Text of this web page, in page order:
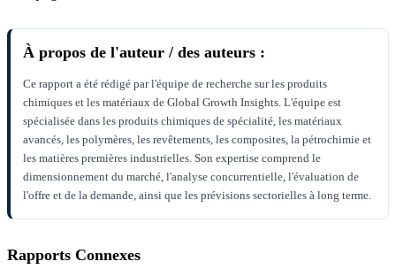
À propos de l'auteur / des auteurs :
Ce rapport a été rédigé par l'équipe de recherche sur les produits
chimiques et les matériaux de Global Growth Insights. L'équipe est
spécialisée dans les produits chimiques de spécialité, les matériaux
avancés, les polymères, les revêtements, les composites, la pétrochimie et
les matières premières industrielles. Son expertise comprend le
dimensionnement du marché, l'analyse concurrentielle, l'évaluation de
l'offre et de la demande, ainsi que les prévisions sectorielles à long terme.
Rapports Connexes